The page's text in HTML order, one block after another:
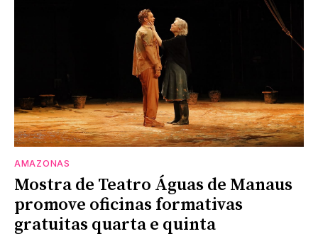
AMAZONAS
Mostra de Teatro Águas de Manaus
promove oficinas formativas
gratuitas quarta e quinta